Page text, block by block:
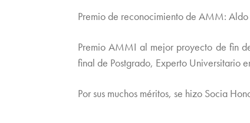
Premio de reconocimiento de AMM:
Premio AMMI al mejor proyecto de fin
final de Postgrado, Experto Universitario
Por sus muchos méritos, se hizo Socia